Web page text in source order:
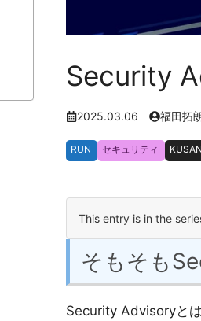
Security
2025.03.06 福田拓
RUN セキュリティ
This entry is in the
そもそも
Security Advisoryと